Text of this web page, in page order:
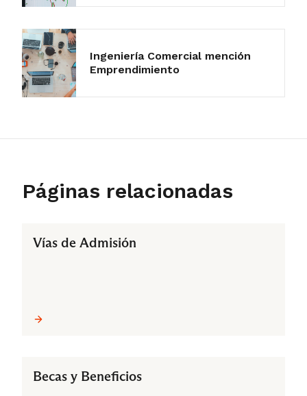
Ingeniería Comercial mención
Emprendimiento
Páginas relacionadas
Vías de Admisión
Becas y Beneficios